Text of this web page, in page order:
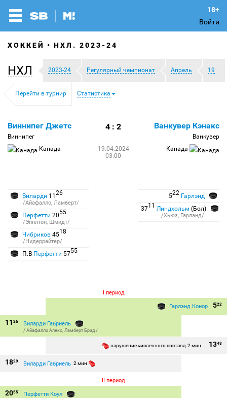
Войти
ХОККЕЙ НХЛ. 2023-24
НХЛ 2023-24 Регулярный чемпионат Апрель 19
Перейти в турнир Статистика
Виннипег Джетс
Виннипег
Канада
4 : 2
19.04.2024
03:00
Ванкувер Кэнакс
Ванкувер
Канада
Виларди 11 26
/Айафалло, Ламберт/
Перфетти 2055
/Эпплтон, Шмидт/
Чибриков 4518
/Нидеррайтер/
П.В Перфетти 5755
522 Гарлэнд
3711 Линдхольм (Бол)
/Хьюз, Гарлэнд/
I период
522
Гарлэнд Конор
11 26 Виларди Габриель
/ Айафалло Алекс, Ламберт Брэд /
1348
нарушение численного состава, 2 мин
1829 Виларди Габриель 2 мин
II период
2055 Перфетти Коул